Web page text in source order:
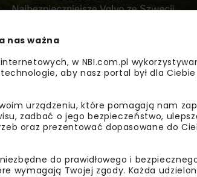
ok. 23,5 mln pasażerów z
rozkładania się ruchu w ciągu
wypełnienia samolotów. IATA
Chopina będzie popyt na ok. 29,5 mln
nas ważna
w NBI.com.pl
aby nasz portal był dla
urządzeniu, które pomagają nam
zadbać o jego bezpieczeństwo,
oraz prezentować dopasowane do
do prawidłowego i
wymagają Twojej zgody. Każda